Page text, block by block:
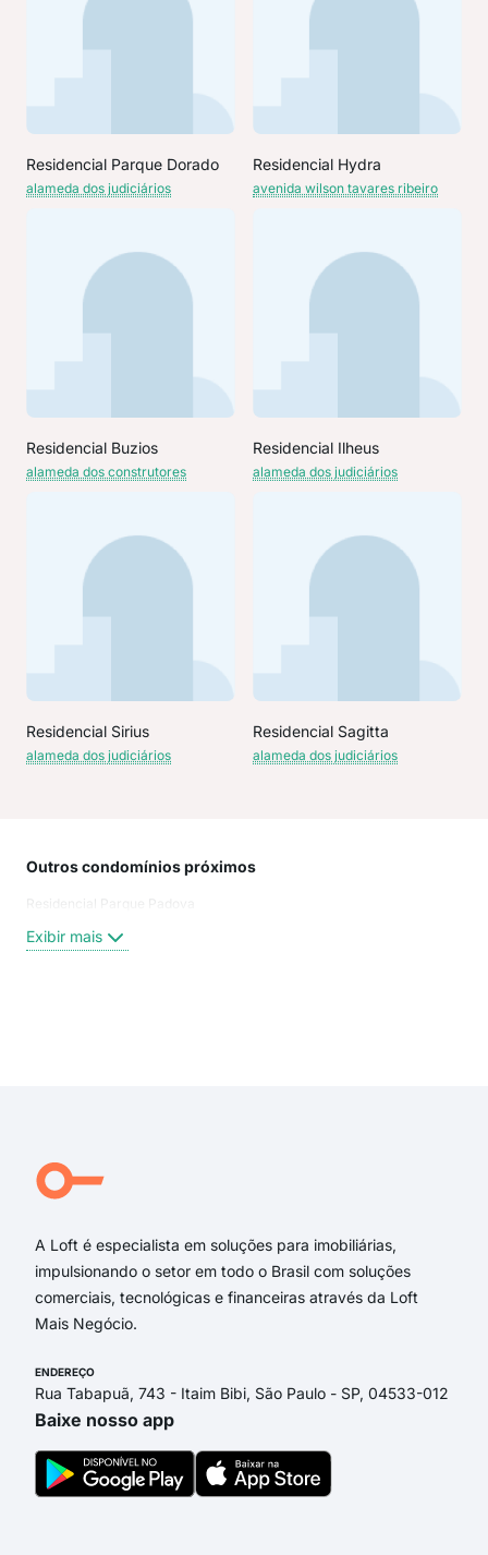
Residencial Parque Dorado
alameda dos judiciários
Residencial Hydra
avenida wilson tavares ribeiro
Residencial Buzios
alameda dos construtores
Residencial Ilheus
alameda dos judiciários
Residencial Sirius
alameda dos judiciários
Residencial Sagitta
alameda dos judiciários
Outros condomínios próximos
Residencial Parque Padova
Exibir mais
A Loft é especialista em soluções para imobiliárias,
impulsionando o setor em todo o Brasil com soluções
comerciais, tecnológicas e financeiras através da Loft
Mais Negócio.
ENDEREÇO
Rua Tabapuã, 743 - Itaim Bibi, São Paulo - SP, 04533-012
Baixe nosso app